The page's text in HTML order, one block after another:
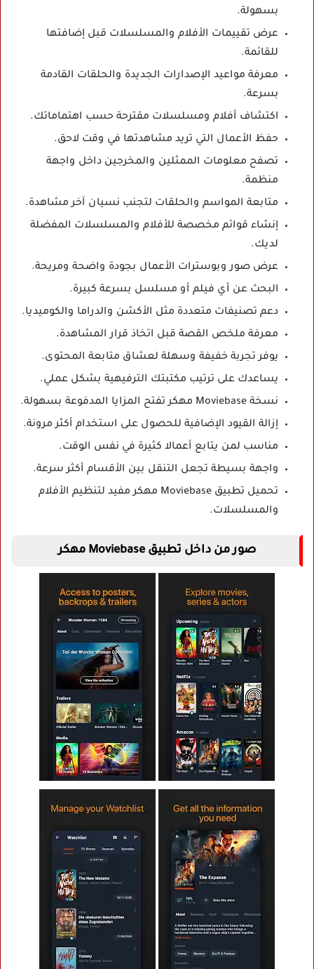
بسهولة.
عرض تقييمات الأفلام والمسلسلات قبل إضافتها
للقائمة.
معرفة مواعيد الإصدارات الجديدة والحلقات القادمة
بسرعة.
اكتشاف أفلام ومسلسلات مقترحة حسب اهتماماتك.
حفظ الأعمال التي تريد مشاهدتها في وقت لاحق.
تصفح معلومات الممثلين والمخرجين داخل واجهة
منظمة.
متابعة المواسم والحلقات لتجنب نسيان آخر مشاهدة.
إنشاء قوائم مخصصة للأفلام والمسلسلات المفضلة
لديك.
عرض صور وبوسترات الأعمال بجودة واضحة ومريحة.
البحث عن أي فيلم أو مسلسل بسرعة كبيرة.
دعم تصنيفات متعددة مثل الأكشن والدراما والكوميديا.
معرفة ملخص القصة قبل اتخاذ قرار المشاهدة.
يوفر تجربة خفيفة وسهلة لعشاق متابعة المحتوى.
يساعدك على ترتيب مكتبتك الترفيهية بشكل عملي.
نسخة Moviebase مهكر تفتح المزايا المدفوعة بسهولة.
إزالة القيود الإضافية للحصول على استخدام أكثر مرونة.
مناسب لمن يتابع أعمالا كثيرة في نفس الوقت.
واجهة بسيطة تجعل التنقل بين الأقسام أكثر سرعة.
تحميل تطبيق Moviebase مهكر مفيد لتنظيم الأفلام
والمسلسلات.
صور من داخل تطبيق Moviebase مهكر